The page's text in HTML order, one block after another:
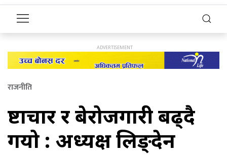
राजनीति
भ्रष्टाचार र बेरोजगारी बढ्दै
गयो : अध्यक्ष लिङ्देन